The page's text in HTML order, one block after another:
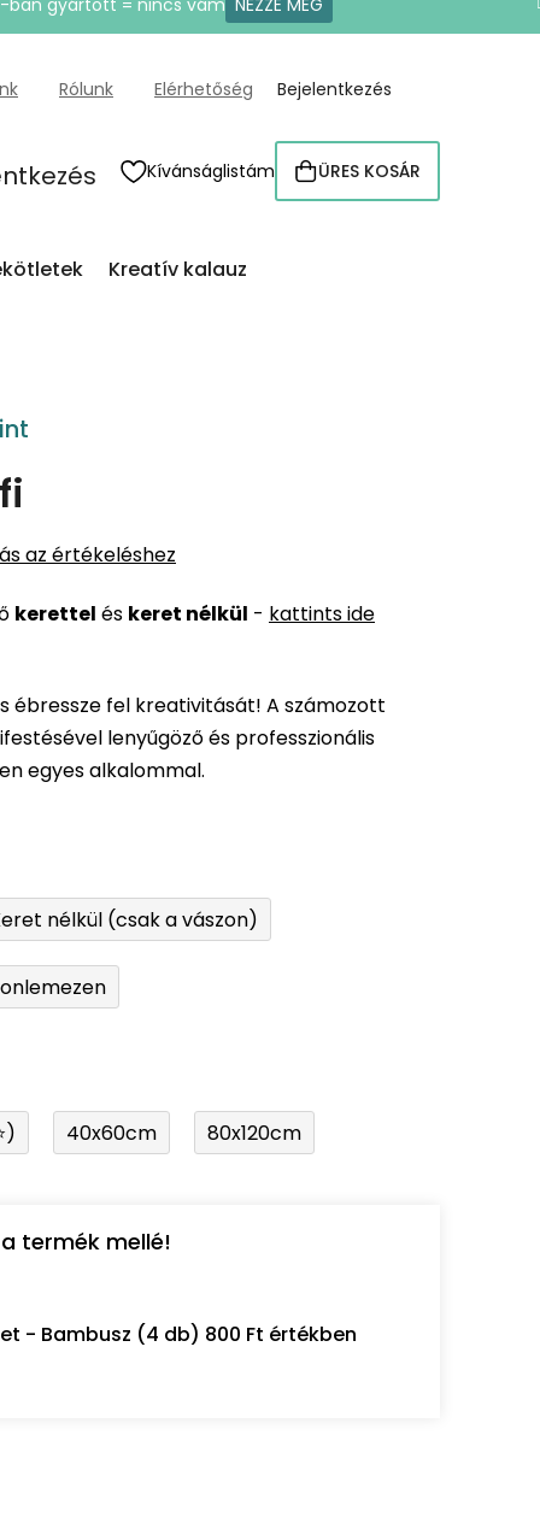
ban gyártott = nincs vám NÉZZE MEG
Rólunk Elérhetőség Bejelentkezés
Kívánságlistám KOSÁR
ÜRES KOSÁR
Kreatív kalauz
az értékeléshez
kerettel és keret nélkül - kattints ide
ébressze fel kreativitását! A számozott
lenyűgöző és professzionális
egyes alkalommal.
nélkül (csak a vászon)
40x60cm 80x120cm
termék mellé!
- Bambusz (4 db) 800 Ft értékben